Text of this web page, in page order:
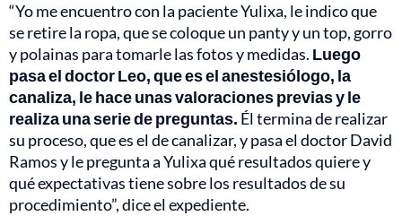
“Yo me encuentro con la paciente Yulixa, le indico que
se retire la ropa, que se coloque un panty y un top, gorro
y polainas para tomarle las fotos y medidas. Luego
pasa el doctor Leo, que es el anestesiólogo, la
canaliza, le hace unas valoraciones previas y le
realiza una serie de preguntas. Él termina de realizar
su proceso, que es el de canalizar, y pasa el doctor David
Ramos y le pregunta a Yulixa qué resultados quiere y
qué expectativas tiene sobre los resultados de su
procedimiento”, dice el expediente.